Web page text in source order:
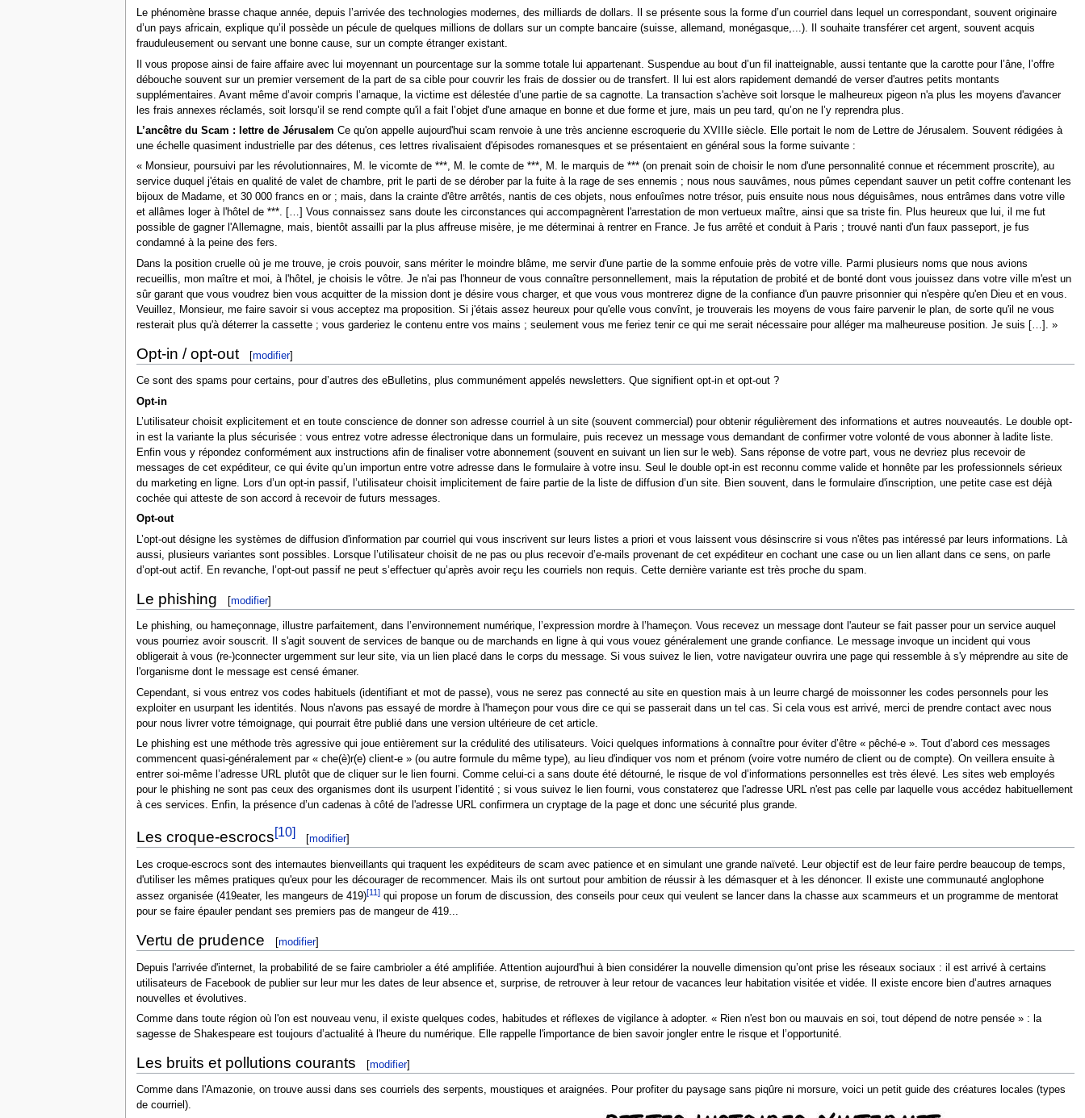
Le phénomène brasse chaque année, depuis l’arrivée des technologies modernes, des milliards de dollars. Il se présente sous la forme d’un courriel dans lequel un correspondant, souvent originaire
d’un pays africain, explique qu’il possède un pécule de quelques millions de dollars sur un compte bancaire (suisse, allemand, monégasque,...). Il souhaite transférer cet argent, souvent acquis
frauduleusement ou servant une bonne cause, sur un compte étranger existant.
Il vous propose ainsi de faire affaire avec lui moyennant un pourcentage sur la somme totale lui appartenant. Suspendue au bout d’un fil inatteignable, aussi tentante que la carotte pour l’âne, l’offre
débouche souvent sur un premier versement de la part de sa cible pour couvrir les frais de dossier ou de transfert. Il lui est alors rapidement demandé de verser d'autres petits montants
supplémentaires. Avant même d’avoir compris l’arnaque, la victime est délestée d’une partie de sa cagnotte. La transaction s'achève soit lorsque le malheureux pigeon n'a plus les moyens d'avancer
les frais annexes réclamés, soit lorsqu’il se rend compte qu'il a fait l’objet d'une arnaque en bonne et due forme et jure, mais un peu tard, qu’on ne l’y reprendra plus.
L’ancêtre du Scam : lettre de Jérusalem Ce qu'on appelle aujourd'hui scam renvoie à une très ancienne escroquerie du XVIIIe siècle. Elle portait le nom de Lettre de Jérusalem. Souvent rédigées à
une échelle quasiment industrielle par des détenus, ces lettres rivalisaient d'épisodes romanesques et se présentaient en général sous la forme suivante :
« Monsieur, poursuivi par les révolutionnaires, M. le vicomte de ***, M. le comte de ***, M. le marquis de *** (on prenait soin de choisir le nom d'une personnalité connue et récemment proscrite), au
service duquel j'étais en qualité de valet de chambre, prit le parti de se dérober par la fuite à la rage de ses ennemis ; nous nous sauvâmes, nous pûmes cependant sauver un petit coffre contenant les
bijoux de Madame, et 30 000 francs en or ; mais, dans la crainte d'être arrêtés, nantis de ces objets, nous enfouîmes notre trésor, puis ensuite nous nous déguisâmes, nous entrâmes dans votre ville
et allâmes loger à l'hôtel de ***. […] Vous connaissez sans doute les circonstances qui accompagnèrent l'arrestation de mon vertueux maître, ainsi que sa triste fin. Plus heureux que lui, il me fut
possible de gagner l'Allemagne, mais, bientôt assailli par la plus affreuse misère, je me déterminai à rentrer en France. Je fus arrêté et conduit à Paris ; trouvé nanti d'un faux passeport, je fus
condamné à la peine des fers.
Dans la position cruelle où je me trouve, je crois pouvoir, sans mériter le moindre blâme, me servir d'une partie de la somme enfouie près de votre ville. Parmi plusieurs noms que nous avions
recueillis, mon maître et moi, à l'hôtel, je choisis le vôtre. Je n'ai pas l'honneur de vous connaître personnellement, mais la réputation de probité et de bonté dont vous jouissez dans votre ville m'est un
sûr garant que vous voudrez bien vous acquitter de la mission dont je désire vous charger, et que vous vous montrerez digne de la confiance d'un pauvre prisonnier qui n'espère qu'en Dieu et en vous.
Veuillez, Monsieur, me faire savoir si vous acceptez ma proposition. Si j'étais assez heureux pour qu'elle vous convînt, je trouverais les moyens de vous faire parvenir le plan, de sorte qu'il ne vous
resterait plus qu'à déterrer la cassette ; vous garderiez le contenu entre vos mains ; seulement vous me feriez tenir ce qui me serait nécessaire pour alléger ma malheureuse position. Je suis […]. »
Opt-in / opt-out [modifier]
Ce sont des spams pour certains, pour d’autres des eBulletins, plus communément appelés newsletters. Que signifient opt-in et opt-out ?
Opt-in
L’utilisateur choisit explicitement et en toute conscience de donner son adresse courriel à un site (souvent commercial) pour obtenir régulièrement des informations et autres nouveautés. Le double opt-
in est la variante la plus sécurisée : vous entrez votre adresse électronique dans un formulaire, puis recevez un message vous demandant de confirmer votre volonté de vous abonner à ladite liste.
Enfin vous y répondez conformément aux instructions afin de finaliser votre abonnement (souvent en suivant un lien sur le web). Sans réponse de votre part, vous ne devriez plus recevoir de
messages de cet expéditeur, ce qui évite qu’un importun entre votre adresse dans le formulaire à votre insu. Seul le double opt-in est reconnu comme valide et honnête par les professionnels sérieux
du marketing en ligne. Lors d’un opt-in passif, l’utilisateur choisit implicitement de faire partie de la liste de diffusion d’un site. Bien souvent, dans le formulaire d'inscription, une petite case est déjà
cochée qui atteste de son accord à recevoir de futurs messages.
Opt-out
L’opt-out désigne les systèmes de diffusion d'information par courriel qui vous inscrivent sur leurs listes a priori et vous laissent vous désinscrire si vous n'êtes pas intéressé par leurs informations. Là
aussi, plusieurs variantes sont possibles. Lorsque l’utilisateur choisit de ne pas ou plus recevoir d’e‑mails provenant de cet expéditeur en cochant une case ou un lien allant dans ce sens, on parle
d’opt-out actif. En revanche, l’opt-out passif ne peut s’effectuer qu’après avoir reçu les courriels non requis. Cette dernière variante est très proche du spam.
Le phishing [modifier]
Le phishing, ou hameçonnage, illustre parfaitement, dans l’environnement numérique, l’expression mordre à l’hameçon. Vous recevez un message dont l'auteur se fait passer pour un service auquel
vous pourriez avoir souscrit. Il s'agit souvent de services de banque ou de marchands en ligne à qui vous vouez généralement une grande confiance. Le message invoque un incident qui vous
obligerait à vous (re-)connecter urgemment sur leur site, via un lien placé dans le corps du message. Si vous suivez le lien, votre navigateur ouvrira une page qui ressemble à s'y méprendre au site de
l'organisme dont le message est censé émaner.
Cependant, si vous entrez vos codes habituels (identifiant et mot de passe), vous ne serez pas connecté au site en question mais à un leurre chargé de moissonner les codes personnels pour les
exploiter en usurpant les identités. Nous n'avons pas essayé de mordre à l'hameçon pour vous dire ce qui se passerait dans un tel cas. Si cela vous est arrivé, merci de prendre contact avec nous
pour nous livrer votre témoignage, qui pourrait être publié dans une version ultérieure de cet article.
Le phishing est une méthode très agressive qui joue entièrement sur la crédulité des utilisateurs. Voici quelques informations à connaître pour éviter d’être « pêché-e ». Tout d’abord ces messages
commencent quasi-généralement par « che(è)r(e) client-e » (ou autre formule du même type), au lieu d'indiquer vos nom et prénom (voire votre numéro de client ou de compte). On veillera ensuite à
entrer soi-même l’adresse URL plutôt que de cliquer sur le lien fourni. Comme celui-ci a sans doute été détourné, le risque de vol d’informations personnelles est très élevé. Les sites web employés
pour le phishing ne sont pas ceux des organismes dont ils usurpent l’identité ; si vous suivez le lien fourni, vous constaterez que l'adresse URL n'est pas celle par laquelle vous accédez habituellement
à ces services. Enfin, la présence d’un cadenas à côté de l'adresse URL confirmera un cryptage de la page et donc une sécurité plus grande.
Les croque-escrocs[10] [modifier]
Les croque-escrocs sont des internautes bienveillants qui traquent les expéditeurs de scam avec patience et en simulant une grande naïveté. Leur objectif est de leur faire perdre beaucoup de temps,
d'utiliser les mêmes pratiques qu'eux pour les décourager de recommencer. Mais ils ont surtout pour ambition de réussir à les démasquer et à les dénoncer. Il existe une communauté anglophone
assez organisée (419eater, les mangeurs de 419)[11]qui propose un forum de discussion, des conseils pour ceux qui veulent se lancer dans la chasse aux scammeurs et un programme de mentorat
pour se faire épauler pendant ses premiers pas de mangeur de 419...
Vertu de prudence [modifier]
Depuis l'arrivée d'internet, la probabilité de se faire cambrioler a été amplifiée. Attention aujourd'hui à bien considérer la nouvelle dimension qu’ont prise les réseaux sociaux : il est arrivé à certains
utilisateurs de Facebook de publier sur leur mur les dates de leur absence et, surprise, de retrouver à leur retour de vacances leur habitation visitée et vidée. Il existe encore bien d’autres arnaques
nouvelles et évolutives.
Comme dans toute région où l'on est nouveau venu, il existe quelques codes, habitudes et réflexes de vigilance à adopter. « Rien n'est bon ou mauvais en soi, tout dépend de notre pensée » : la
sagesse de Shakespeare est toujours d’actualité à l'heure du numérique. Elle rappelle l'importance de bien savoir jongler entre le risque et l’opportunité.
Les bruits et pollutions courants [modifier]
Comme dans l'Amazonie, on trouve aussi dans ses courriels des serpents, moustiques et araignées. Pour profiter du paysage sans piqûre ni morsure, voici un petit guide des créatures locales (types
de courriel).